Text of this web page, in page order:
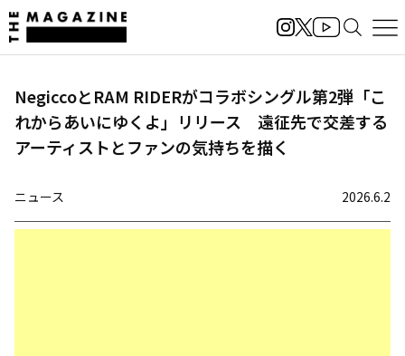
NegiccoとRAM RIDERがコラボシングル第2弾「こ
れからあいにゆくよ」リリース 遠征先で交差する
アーティストとファンの気持ちを描く
ニュース 2026.6.2